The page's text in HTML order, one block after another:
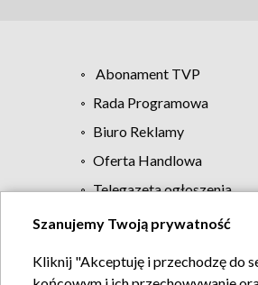
Abonament TVP
Rada Programowa
Biuro Reklamy
Oferta Handlowa
Telegazeta ogłoszenia
Szanujemy Twoją prywatność
Kliknij "Akceptuję i przechodzę do